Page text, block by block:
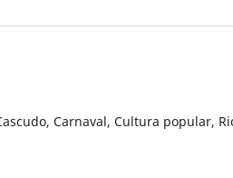
Carnaval, Cultura popular,